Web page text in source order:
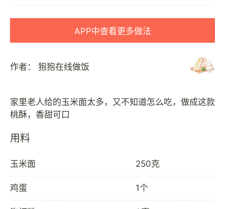
APP中查看更多做法
作者： 狍狍在线做饭
家里老人给的玉米面太多，又不知道怎么吃，做成这款
用料
玉米面 250克
鸡蛋 1个